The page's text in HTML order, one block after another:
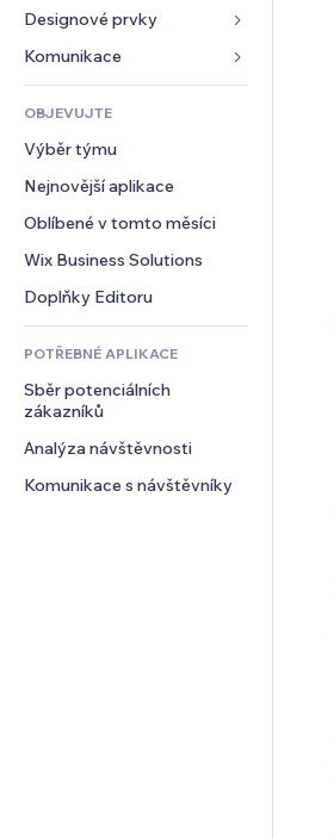
Výpisy webu
E‑mail
Tlačítka pro prodej
Účetnictví
Kupóny a věrnostní programy
Skladování
Jídlo a nápoje
Události
Restaurace
Nemovitosti
Rezervace
Galerie
Hudba
Podcasty
Fotografie
Video
PDF
Sdílení souborů
Novinky
Designové prvky
Mapy a navigace
Soukromí a bezpečnost
Hodiny
Šablony stránek
Efekty pro obrázky
Tlačítka a nabídky
Bannery a odznaky
Kalkulačky
Vyhledávání
Počasí
Tabulky a grafy
Formuláře
Ankety
Chat
Komentáře
Telefon
Komunita
Reference a recenze
CRM
OBJEVUJTE
Výběr týmu
Nejnovější aplikace
Oblíbené v tomto měsíci
Wix Business Solutions
Doplňky Editoru
POTŘEBNÉ APLIKACE
Sběr potenciálních
zákazníků
Analýza návštěvnosti
Komunikace s návštěvníky